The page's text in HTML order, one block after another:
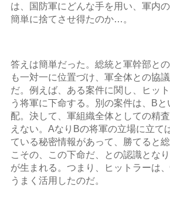
は、国防軍にどんな手を用い、軍内
簡単に捨てさせ得たのか…。
答えは簡単だった。総統と軍幹部と
も一対一に位置づけ、軍全体との協
だ。例えば、ある案件に関し、ヒッ
う将軍に下命する。別の案件は、B
配。決して、軍組織全体としての精
えない。AなりBの将軍の立場に立て
ている秘密情報があって、勝てると
こその、この下命だ、との認識とな
が生まれる。つまり、ヒットラーは
うまく活用したのだ。